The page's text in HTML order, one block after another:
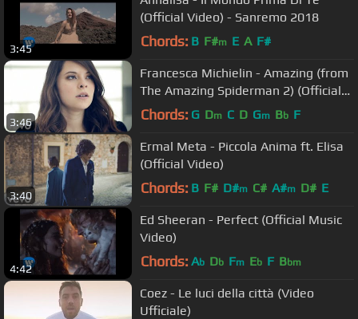
3:45
(Official Video) - Sanremo 2018
Chords: B F#m E A F#
3:46
Francesca Michielin - Amazing (from
The Amazing Spiderman 2) (Official
Video)
Chords: G Dm C D Gm Bb F
3:40
Ermal Meta - Piccola Anima ft. Elisa
(Official Video)
Chords: B F# D#m C# A#m D# E
4:42
Ed Sheeran - Perfect (Official Music
Video)
Chords: Ab Db Fm Eb F Bbm
Coez - Le luci della città (Video
Ufficiale)